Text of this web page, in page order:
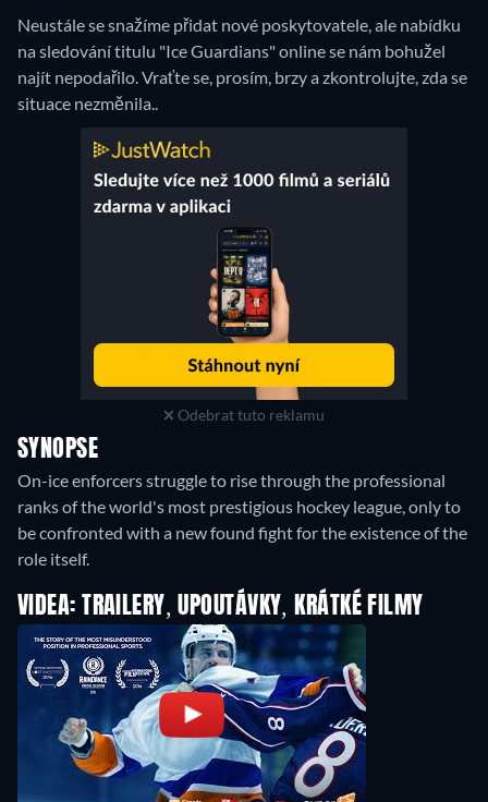
Neustále se snažíme přidat nové poskytovatele, ale nabídku
na sledování titulu "Ice Guardians" online se nám bohužel
najít nepodařilo. Vraťte se, prosím, brzy a zkontrolujte, zda se
situace nezměnila..
Odebrat tuto reklamu
SYNOPSE
On-ice enforcers struggle to rise through the professional
ranks of the world's most prestigious hockey league, only to
be confronted with a new found fight for the existence of the
role itself.
VIDEA: TRAILERY, UPOUTÁVKY, KRÁTKÉ FILMY